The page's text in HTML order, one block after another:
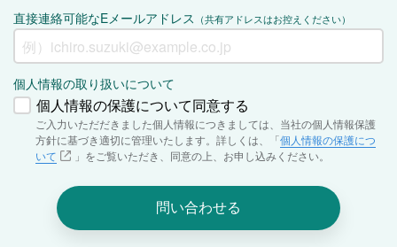
直接連絡可能なEメールアドレス （共有アドレスはお控えください）
個人情報の取り扱いについて
個人情報の保護について同意する
ご入力いただだきました個人情報につきましては、当社の個人情報保護
方針に基づき適切に管理いたします。詳しくは、「個人情報の保護につ
いて
」をご覧いただき、同意の上、お申し込みください。
問い合わせる